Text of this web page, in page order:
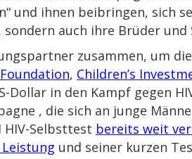
und ihnen beibringen, sich
auch ihre Brüder und
zusammen, um
, Children’s
Dollar in den Kampf gegen
, die sich an junge
HIV-Selbsttest bereits weit
Leistung und seiner kurzen